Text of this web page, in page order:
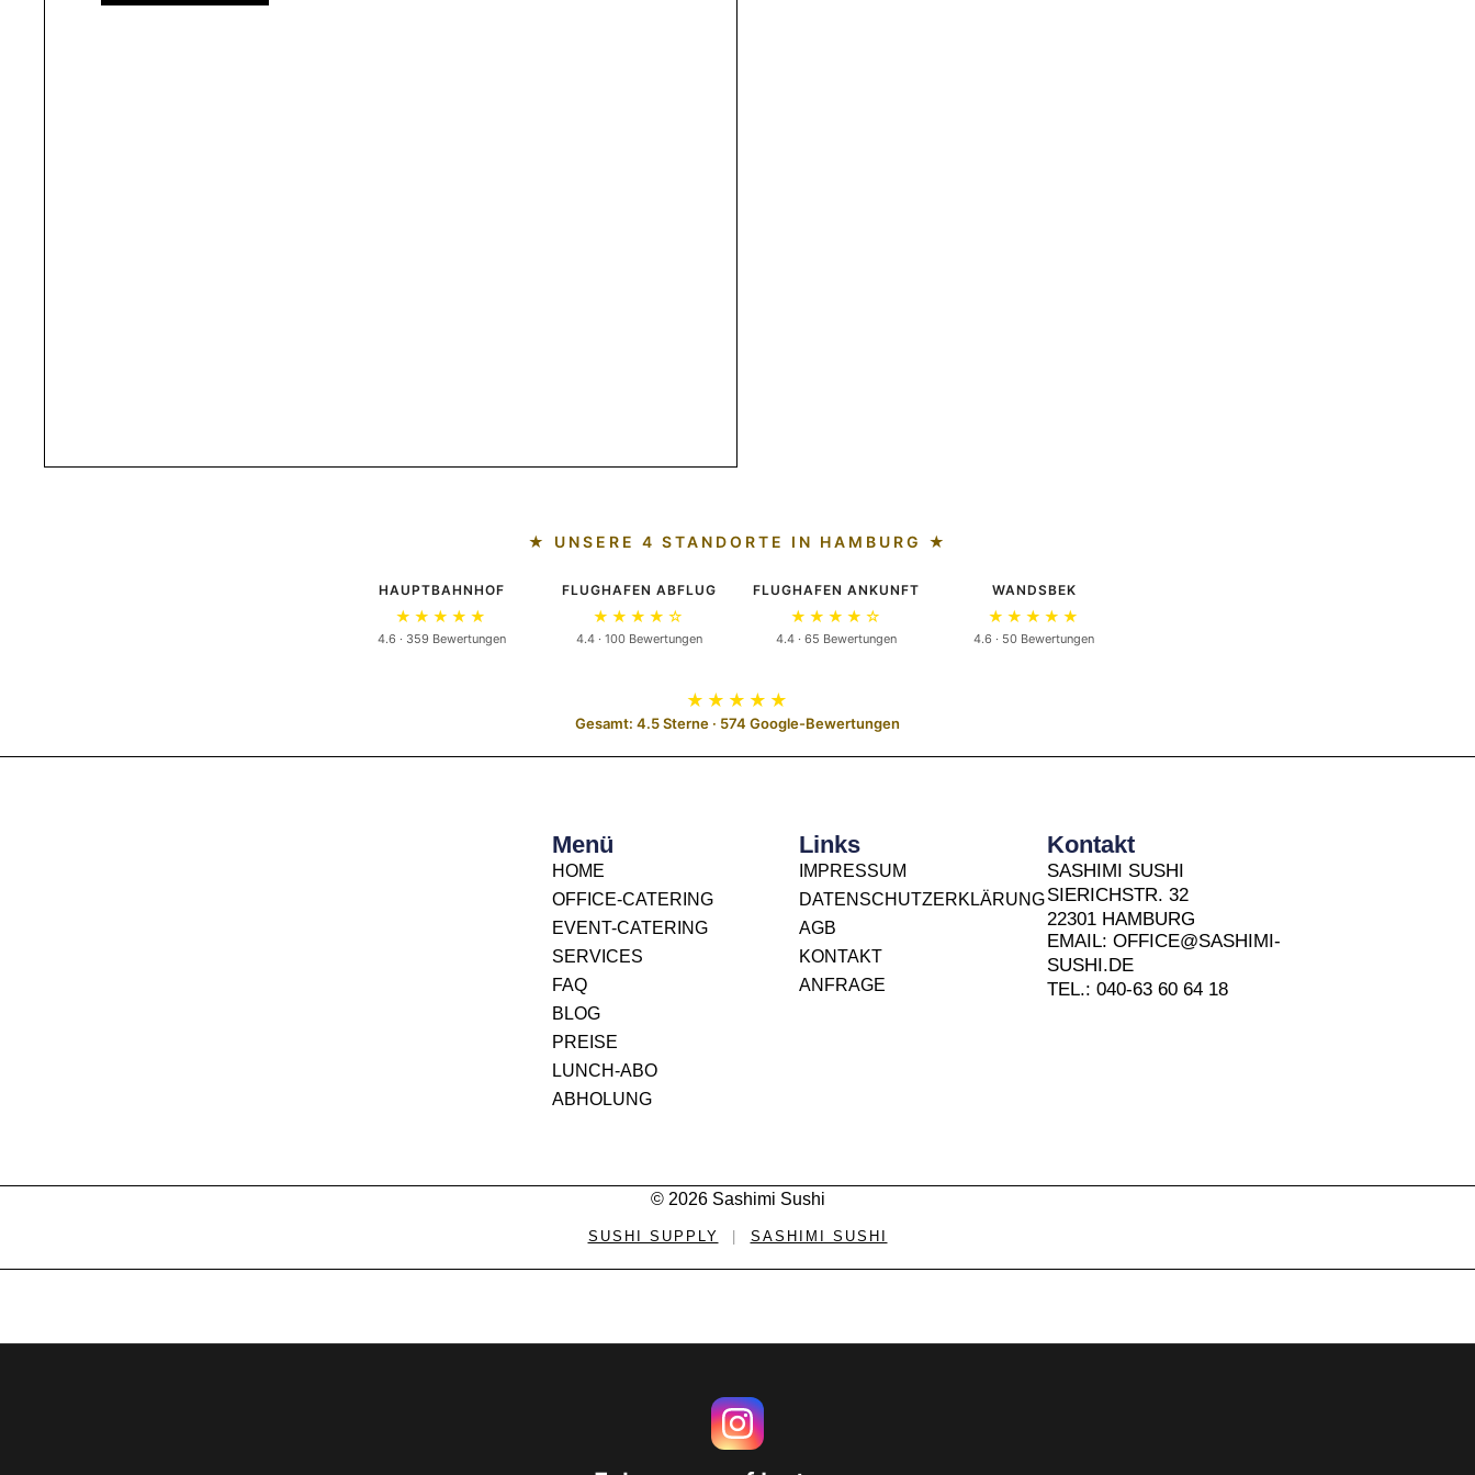
★ UNSERE 4 STANDORTE IN HAMBURG ★
HAUPTBAHNHOF
★★★★★
4.6 · 359 Bewertungen
FLUGHAFEN ABFLUG
★★★★☆
4.4 · 100 Bewertungen
FLUGHAFEN ANKUNFT
★★★★☆
4.4 · 65 Bewertungen
WANDSBEK
★★★★★
4.6 · 50 Bewertungen
★★★★★
Gesamt: 4.5 Sterne · 574 Google-Bewertungen
Menü
HOME
OFFICE-CATERING
EVENT-CATERING
SERVICES
FAQ
BLOG
PREISE
LUNCH-ABO
ABHOLUNG
Links
IMPRESSUM
DATENSCHUTZERKLÄRUNG
AGB
KONTAKT
ANFRAGE
Kontakt
SASHIMI SUSHI
SIERICHSTR. 32
22301 HAMBURG
EMAIL: OFFICE@SASHIMI-
SUSHI.DE
TEL.: 040-63 60 64 18
© 2026 Sashimi Sushi
SUSHI SUPPLY SASHIMI SUSHI